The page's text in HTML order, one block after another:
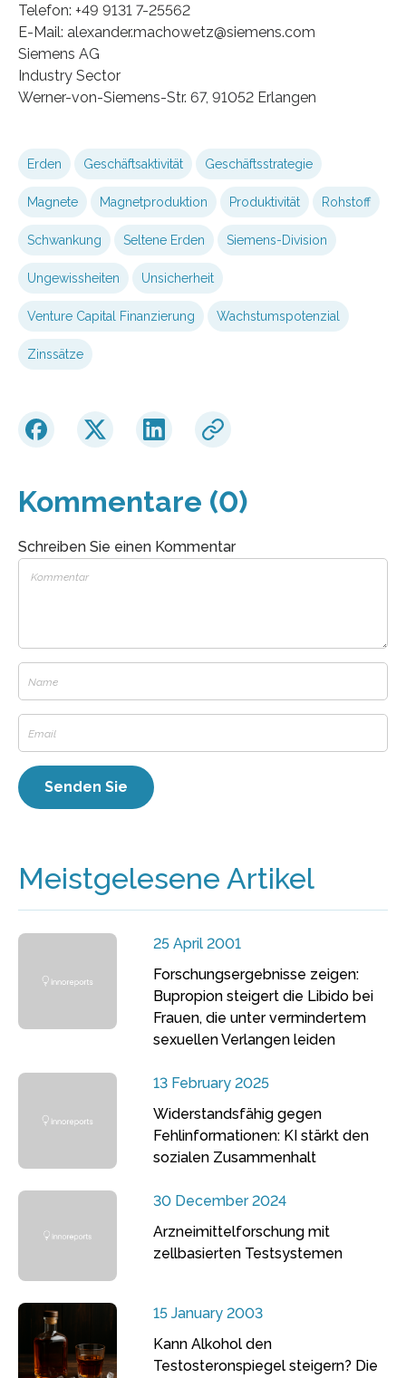
Telefon: +49 9131 7-25562
E-Mail: alexander.machowetz@siemens.com
Siemens AG
Industry Sector
Werner-von-Siemens-Str. 67, 91052 Erlangen
Erden Geschäftsaktivität Geschäftsstrategie
Magnete Magnetproduktion Produktivität Rohstoff
Schwankung Seltene Erden Siemens-Division
Ungewissheiten Unsicherheit
Venture Capital Finanzierung Wachstumspotenzial
Zinssätze
Kommentare (0)
Schreiben Sie einen Kommentar
Meistgelesene Artikel
25 April 2001
Forschungsergebnisse zeigen:
Bupropion steigert die Libido bei
Frauen, die unter vermindertem
sexuellen Verlangen leiden
13 February 2025
Widerstandsfähig gegen
Fehlinformationen: KI stärkt den
sozialen Zusammenhalt
30 December 2024
Arzneimittelforschung mit
zellbasierten Testsystemen
15 January 2003
Kann Alkohol den
Testosteronspiegel steigern? Die